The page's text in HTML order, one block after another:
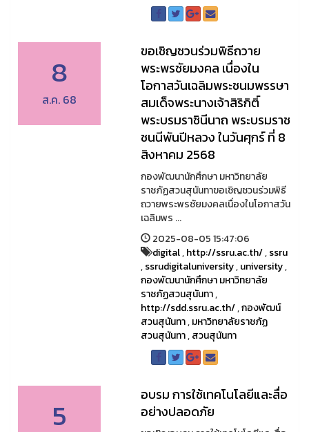
8
ส.ค. 68
ขอเชิญชวนร่วมพิธีถวาย
พระพรชัยมงคล เนื่องใน
โอกาสวันเฉลิมพระชนมพรรษา
สมเด็จพระนางเจ้าสิริกิติ์
พระบรมราชินีนาถ พระบรมราช
ชนนีพันปีหลวง ในวันศุกร์ ที่ 8
สิงหาคม 2568
กองพัฒนานักศึกษา มหาวิทยาลัย
ราชภัฏสวนสุนันทาขอเชิญชวนร่วมพิธี
ถวายพระพรชัยมงคลเนื่องในโอกาสวัน
เฉลิมพร ...
2025-08-05 15:47:06
digital,http://ssru.ac.th/,ssru
,ssrudigitaluniversity,university,
กองพัฒนานักศึกษา มหาวิทยาลัย
ราชภัฏสวนสุนันทา,
http://sdd.ssru.ac.th/,กองพัฒน์
สวนสุนันทา,มหาวิทยาลัยราชภัฏ
สวนสุนันทา,สวนสุนันทา
5
อบรม การใช้เทคโนโลยีและสื่อ
อย่างปลอดภัย